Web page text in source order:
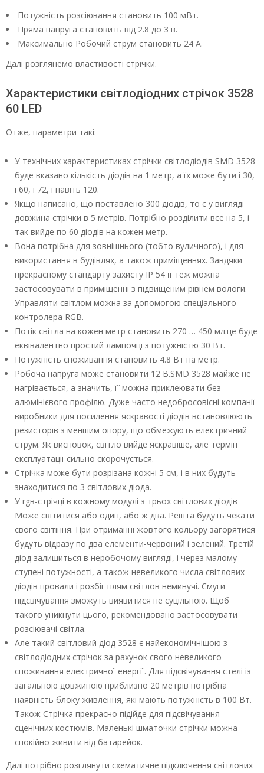
Потужність розсіювання становить 100 мВт.
Пряма напруга становить від 2.8 до 3 в.
Максимально Робочий струм становить 24 А.
Далі розглянемо властивості стрічки.
Характеристики світлодіодних стрічок 3528
60 LЕD
Отже, параметри такі:
У технічних характеристиках стрічки світлодіодів SМD 3528
буде вказано кількість діодів на 1 метр, а їх може бути і 30,
і 60, і 72, і навіть 120.
Якщо написано, що поставлено 300 діодів, то є у вигляді
довжина стрічки в 5 метрів. Потрібно розділити все на 5, і
так вийде по 60 діодів на кожен метр.
Вона потрібна для зовнішнього (тобто вуличного), і для
використання в будівлях, а також приміщеннях. Завдяки
прекрасному стандарту захисту ІР 54 її теж можна
застосовувати в приміщенні з підвищеним рівнем вологи.
Управляти світлом можна за допомогою спеціального
контролера RGВ.
Потік світла на кожен метр становить 270 … 450 мл.це буде
еквівалентно простий лампочці з потужністю 30 Вт.
Потужність споживання становить 4.8 Вт на метр.
Робоча напруга може становити 12 В.SМD 3528 майже не
нагрівається, а значить, її можна приклеювати без
алюмінієвого профілю. Дуже часто недобросовісні компанії-
виробники для посилення яскравості діодів встановлюють
резисторів з меншим опору, що обмежують електричний
струм. Як висновок, світло вийде яскравіше, але термін
експлуатації сильно скорочується.
Стрічка може бути розрізана кожні 5 см, і в них будуть
знаходитися по 3 світлових діода.
У rgв-стрічці в кожному модулі з трьох світлових діодів
Може світитися або один, або ж два. Решта будуть чекати
свого світіння. При отриманні жовтого кольору загорятися
будуть відразу по два елементи-червоний і зелений. Третій
діод залишиться в неробочому вигляді, і через малому
ступені потужності, а також невеликого числа світлових
діодів провали і розбіг плям світлов неминучі. Смуги
підсвічування зможуть виявитися не суцільною. Щоб
такого уникнути цього, рекомендовано застосовувати
розсіювачі світла.
Але такий світловий діод 3528 є найекономічнішою з
світлодіодних стрічок за рахунок свого невеликого
споживання електричної енергії. Для підсвічування стелі із
загальною довжиною приблизно 20 метрів потрібна
наявність блоку живлення, які мають потужність в 100 Вт.
Також Стрічка прекрасно підійде для підсвічування
сценічних костюмів. Маленькі шматочки стрічки можна
спокійно живити від батарейок.
Далі потрібно розглянути схематичне підключення світлових